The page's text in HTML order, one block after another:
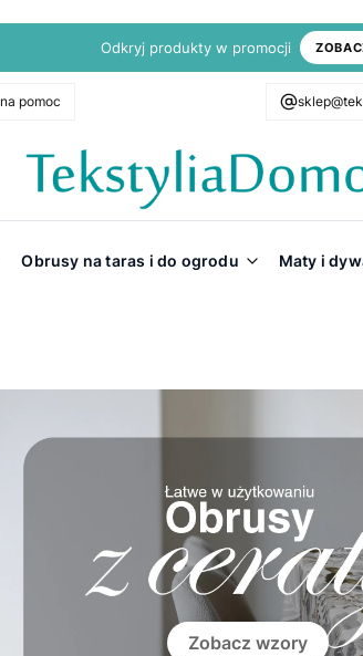
Odkryj produkty w promocji
pomoc
Obrusy na taras i do ogrodu Maty i
OOOOO
OOOOO
Zobacz wzory